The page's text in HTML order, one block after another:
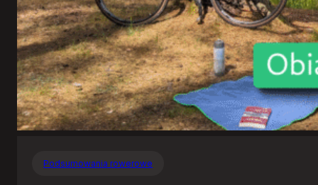
Podsumowania rowerowe